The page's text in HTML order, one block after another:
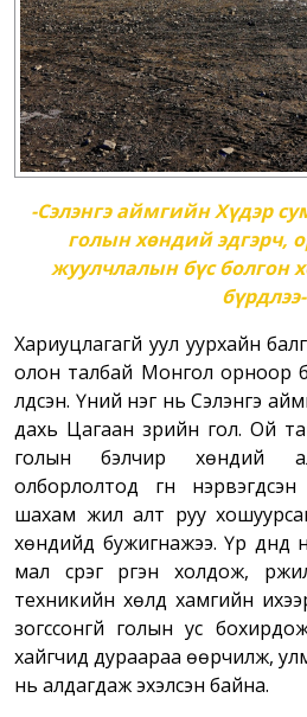
-Сэлэнгэ аймгийн Хүдэр
голын хөндий эдгэрч,
жуулчлалын бүс болгон
бүрдлээ-
Хариуцлагагүй уул уурхайн
олон талбай Монгол орноор
үлдсэн. Үүний нэг нь Сэлэнгэ
дахь Цагаан зүрийн гол. Ой
голын бэлчир хөндий
олборлолтод гүн
шахам жил алт руу
хөндийд бужигнажээ. Үр дүнд
мал сүрэг үргэн холдож,
техникийн хөлд хамгийн
зогссонгүй голын ус
хайгчид дураараа өөрчилж,
нь алдагдаж эхэлсэн байна.